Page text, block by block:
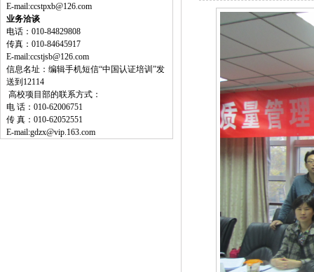
E-mail:ccstpxb@126.com
业务洽谈
电话：010-84829808
传真：010-84645917
E-mail:ccstjsb@126.com
信息名址：编辑手机短信“中国认证培训”发
送到12114
高校项目部的联系方式：
电 话：010-62006751
传 真：010-62052551
E-mail:gdzx@vip.163.com